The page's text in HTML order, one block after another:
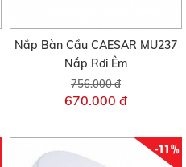
Nắp Bàn Cầu CAESAR MU237
Nắp Rơi Êm
756.000 đ
670.000 đ
-11%